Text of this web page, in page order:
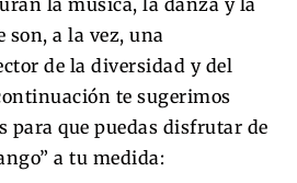
son, a la vez, una
de la diversidad y del
te sugerimos
para que puedas disfrutar de
a tu medida: